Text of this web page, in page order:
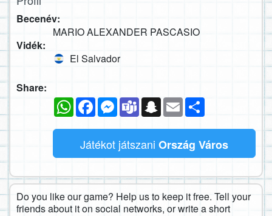
Becenév:
MARIO ALEXANDER PASCASIO
Vidék:
El Salvador
Share:
WhatsAppFacebookMessenger
TeamsSnapchat
Email
Játékot játszani Ország Város
Do you like our game? Help us to keep it free. Tell your
friends about it on social networks, or write a short